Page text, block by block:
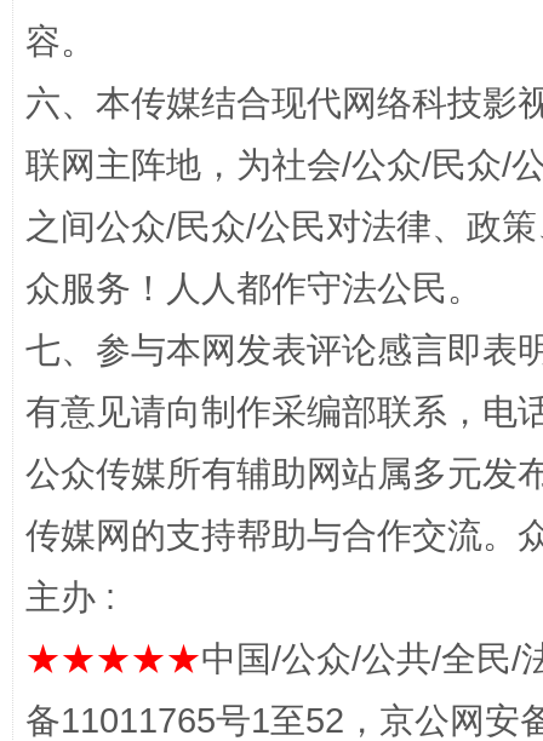
“蜀中异人”王建安的艺术幻境
完善运行机制助力责任有效落实 一纸欠
容。
六、本传媒结合现代网络科技影
联网主阵地，为社会/公众/民众/
之间公众/民众/公民对法律、政
众服务！人人都作守法公民。
七、参与本网发表评论感言即表
有意见请向制作采编部联系，电
公众传媒所有辅助网站属多元发
传媒网的支持帮助与合作交流。
主办 :
★★★★★中国/公众/公共/全民/
备11011765号1至52，京公网安